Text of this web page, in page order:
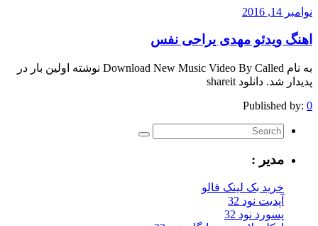
نوامبر 14, 2016
اهنگ ویدئو مهدی یراحی نفس
به نام Download New Music Video By Called نوشته اولین بار در
پدیدار شد. دانلود shareit
Published by: 0
مدیر :
خرید بک لینک فالو
آپدیت نود 32
پسورد نود 32